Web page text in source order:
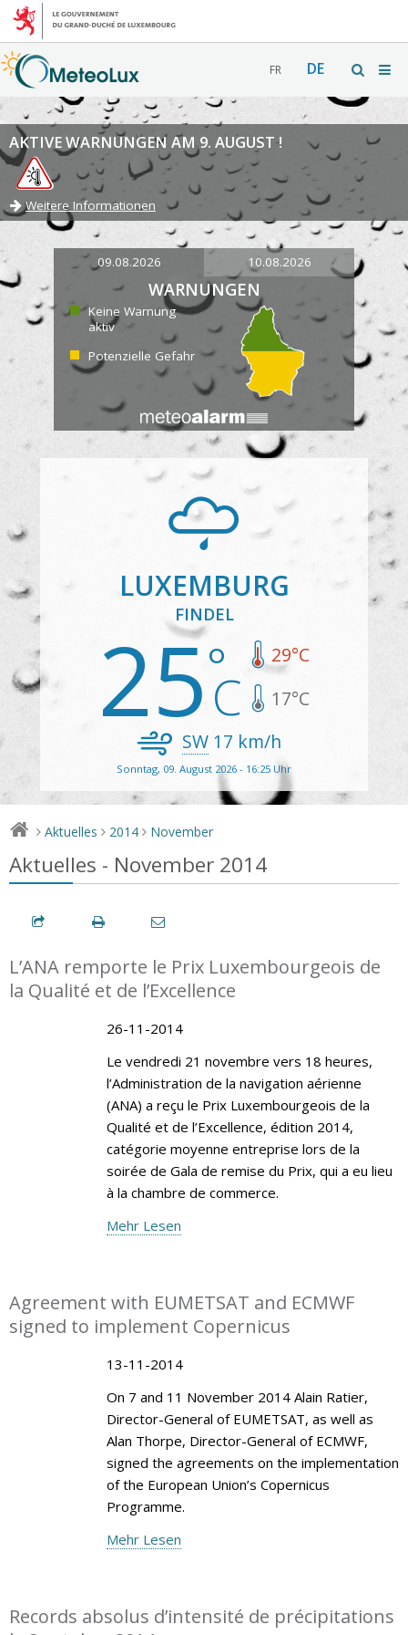
FR DE
AKTIVE WARNUNGEN AM 9. AUGUST !
Weitere Informationen
09.08.2026 10.08.2026
WARNUNGEN
Keine Warnung
aktiv
Potenzielle Gefahr
LUXEMBURG
FINDEL
25 29°C
17°C
SW17 km/h
Sonntag, 09. August 2026 - 16:25 Uhr
> Aktuelles > 2014 > November
Aktuelles - November 2014
L’ANA remporte le Prix Luxembourgeois de
la Qualité et de l’Excellence
26-11-2014
Le vendredi 21 novembre vers 18 heures,
l’Administration de la navigation aérienne
(ANA) a reçu le Prix Luxembourgeois de la
Qualité et de l’Excellence, édition 2014,
catégorie moyenne entreprise lors de la
soirée de Gala de remise du Prix, qui a eu lieu
à la chambre de commerce.
Mehr Lesen
Agreement with EUMETSAT and ECMWF
signed to implement Copernicus
13-11-2014
On 7 and 11 November 2014 Alain Ratier,
Director-General of EUMETSAT, as well as
Alan Thorpe, Director-General of ECMWF,
signed the agreements on the implementation
of the European Union’s Copernicus
Programme.
Mehr Lesen
Records absolus d’intensité de précipitations